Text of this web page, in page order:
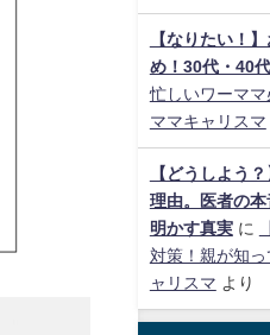
【なりたい！
め！30代・40
忙しいワーマ
ママキャリスマ
【どうしよう
理由。医者の
明かす真実に
対策！親が知
ャリスマ より